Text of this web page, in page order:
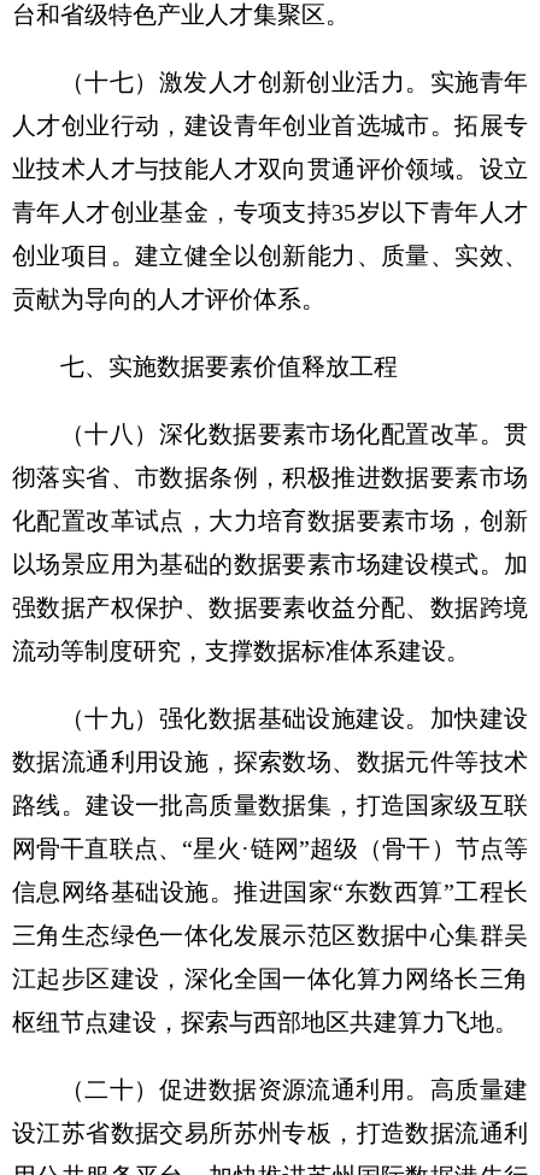
台和省级特色产业人才集聚区。
（十七）激发人才创新创业活力。 实施青年
人才创业行动，建设青年创业首选城市。拓展专
业技术人才与技能人才双向贯通评价领域。设立
青年人才创业基金，专项支持35岁以下青年人才
创业项目。建立健全以创新能力、质量、实效、
贡献为导向的人才评价体系。
七、实施数据要素价值释放工程
（十八）深化数据要素市场化配置改革。 贯
彻落实省、市数据条例，积极推进数据要素市场
化配置改革试点，大力培育数据要素市场，创新
以场景应用为基础的数据要素市场建设模式。加
强数据产权保护、数据要素收益分配、数据跨境
流动等制度研究，支撑数据标准体系建设。
（十九）强化数据基础设施建设。 加快建设
数据流通利用设施，探索数场、数据元件等技术
路线。建设一批高质量数据集，打造国家级互联
网骨干直联点、“星火·链网”超级（骨干）节点等
信息网络基础设施。推进国家“东数西算”工程长
三角生态绿色一体化发展示范区数据中心集群吴
江起步区建设，深化全国一体化算力网络长三角
枢纽节点建设，探索与西部地区共建算力飞地。
（二十）促进数据资源流通利用。 高质量建
设江苏省数据交易所苏州专板，打造数据流通利